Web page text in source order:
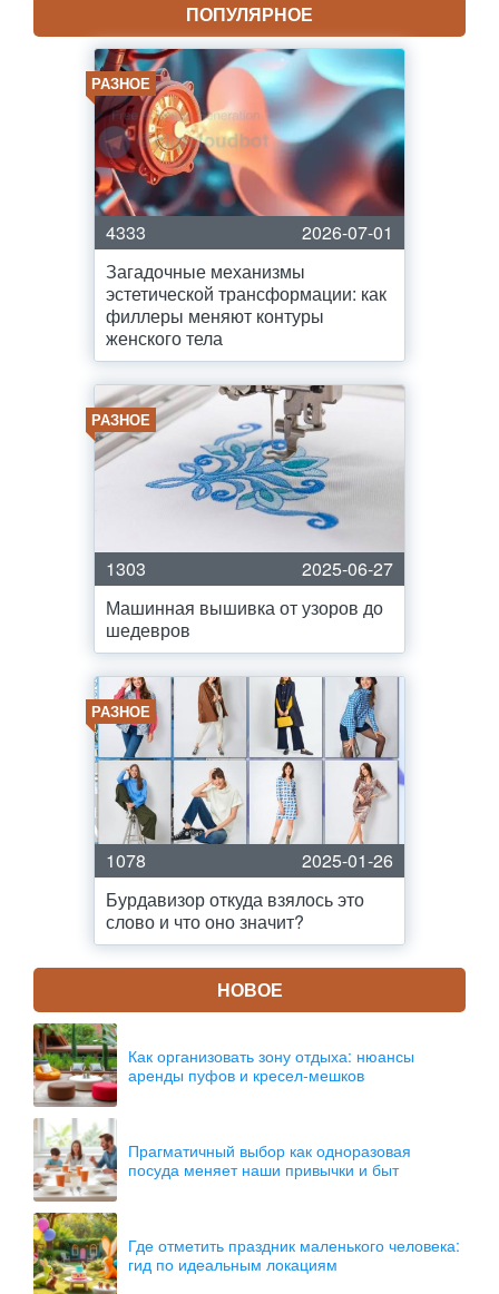
ПОПУЛЯРНОЕ
РАЗНОЕ
4333
2026-07-01
Загадочные механизмы
эстетической трансформации: как
филлеры меняют контуры
женского тела
РАЗНОЕ
1303
2025-06-27
Машинная вышивка от узоров до
шедевров
РАЗНОЕ
1078
2025-01-26
Бурдавизор откуда взялось это
слово и что оно значит?
НОВОЕ
Как организовать зону отдыха: нюансы
аренды пуфов и кресел-мешков
Прагматичный выбор как одноразовая
посуда меняет наши привычки и быт
Где отметить праздник маленького человека:
гид по идеальным локациям